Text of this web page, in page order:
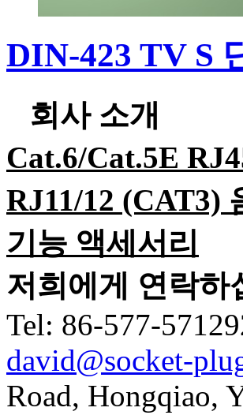
DIN-423 TV S
회사 소개
Cat.6/Cat.5E
RJ11/12 (CAT3)
기능 액세서리
저희에게 연락하
Tel: 86-577-
david@socket-
Road, Hongqiao,